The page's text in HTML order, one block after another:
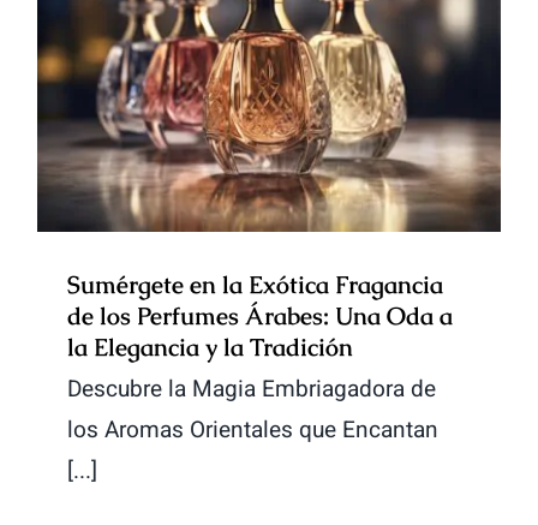
Sumérgete en la Exótica
Fragancia de los Perfumes
Árabes: Una Oda a la Elegancia
y la Tradición
Sumérgete en la Exótica Fragancia
de los Perfumes Árabes: Una Oda a
la Elegancia y la Tradición
Descubre la Magia Embriagadora de
los Aromas Orientales que Encantan
[...]